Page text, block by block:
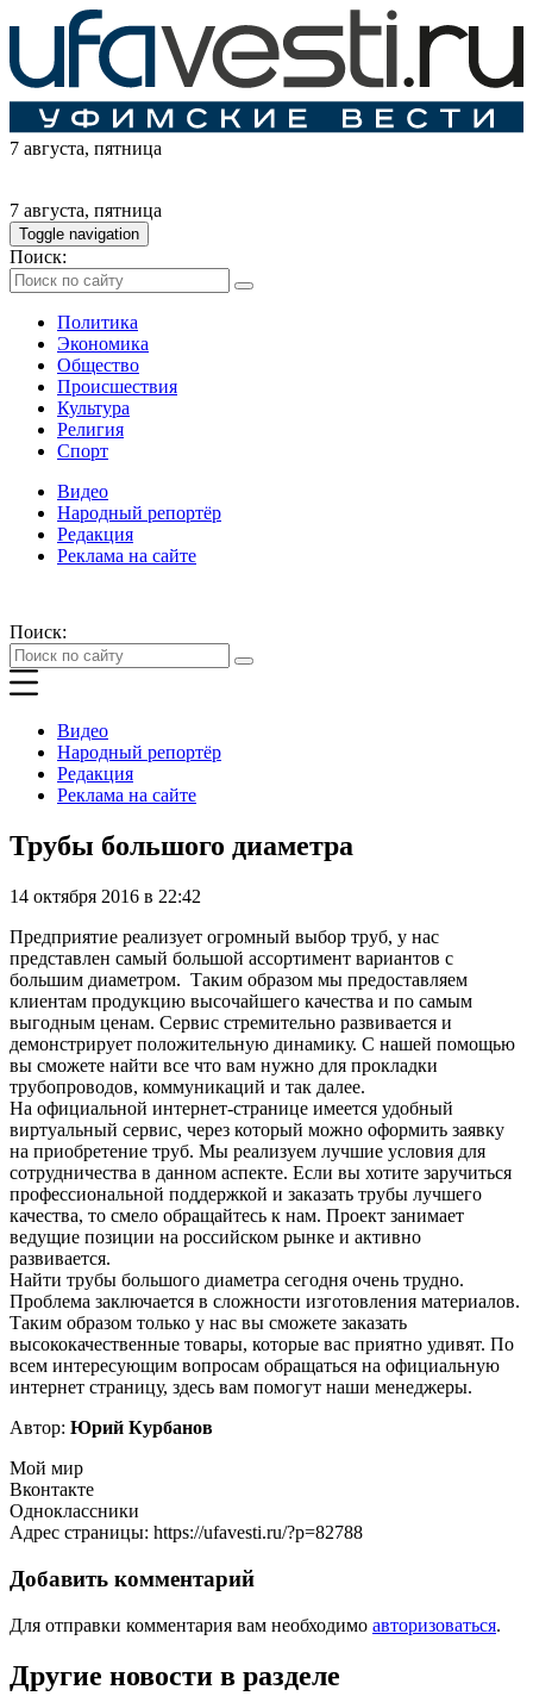
7 августа, пятница
7 августа, пятница
Toggle navigation
Поиск:
Политика
Экономика
Общество
Происшествия
Культура
Религия
Спорт
Видео
Народный репортёр
Редакция
Реклама на сайте
Поиск:
Видео
Народный репортёр
Редакция
Реклама на сайте
Трубы большого диаметра
14 октября 2016 в 22:42
Предприятие реализует огромный выбор труб, у нас
представлен самый большой ассортимент вариантов с
большим диаметром. Таким образом мы предоставляем
клиентам продукцию высочайшего качества и по самым
выгодным ценам. Сервис стремительно развивается и
демонстрирует положительную динамику. С нашей помощью
вы сможете найти все что вам нужно для прокладки
трубопроводов, коммуникаций и так далее.
На официальной интернет-странице имеется удобный
виртуальный сервис, через который можно оформить заявку
на приобретение труб. Мы реализуем лучшие условия для
сотрудничества в данном аспекте. Если вы хотите заручиться
профессиональной поддержкой и заказать трубы лучшего
качества, то смело обращайтесь к нам. Проект занимает
ведущие позиции на российском рынке и активно
развивается.
Найти трубы большого диаметра сегодня очень трудно.
Проблема заключается в сложности изготовления материалов.
Таким образом только у нас вы сможете заказать
высококачественные товары, которые вас приятно удивят. По
всем интересующим вопросам обращаться на официальную
интернет страницу, здесь вам помогут наши менеджеры.
Автор: Юрий Курбанов
Мой мир
Вконтакте
Одноклассники
Адрес страницы: https://ufavesti.ru/?p=82788
Добавить комментарий
Для отправки комментария вам необходимо авторизоваться.
Другие новости в разделе